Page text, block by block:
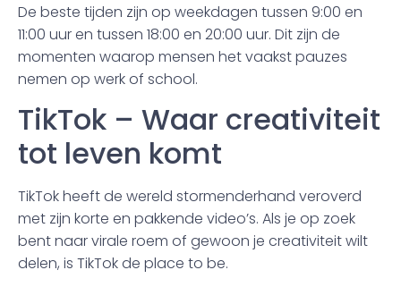
De beste tijden zijn op weekdagen tussen 9:00 en
11:00 uur en tussen 18:00 en 20:00 uur. Dit zijn de
momenten waarop mensen het vaakst pauzes
nemen op werk of school.
TikTok – Waar creativiteit
tot leven komt
TikTok heeft de wereld stormenderhand veroverd
met zijn korte en pakkende video’s. Als je op zoek
bent naar virale roem of gewoon je creativiteit wilt
delen, is TikTok de place to be.